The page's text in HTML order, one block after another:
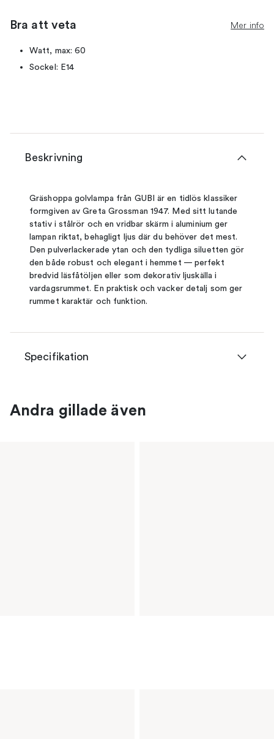
Bra att veta Mer info
Watt, max: 60
Sockel: E14
Beskrivning
Gräshoppa golvlampa från GUBI är en tidlös klassiker
formgiven av Greta Grossman 1947. Med sitt lutande
stativ i stålrör och en vridbar skärm i aluminium ger
lampan riktat, behagligt ljus där du behöver det mest.
Den pulverlackerade ytan och den tydliga siluetten gör
den både robust och elegant i hemmet — perfekt
bredvid läsfåtöljen eller som dekorativ ljuskälla i
vardagsrummet. En praktisk och vacker detalj som ger
rummet karaktär och funktion.
Specifikation
Andra gillade även